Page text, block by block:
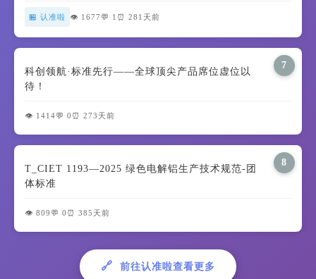
🏪 认准啦 👁️ 1677 💬 1 ⏰ 281天前
7
科创领航·标准先行——全球顶尖产品席位虚位以
待！
👁️ 1414💬 0 ⏰ 273天前
8
T_CIET 1193—2025 绿色电解铝生产技术规范-团
体标准
👁️ 809 💬 0 ⏰ 385天前
🔗 前往认准啦查看更多